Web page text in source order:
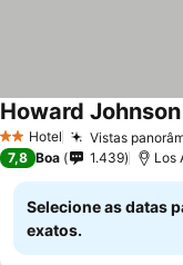
2 Estrelas
Hotel Vistas
7,8 Boa 1.439 Los
Selecione as datas
exatos.